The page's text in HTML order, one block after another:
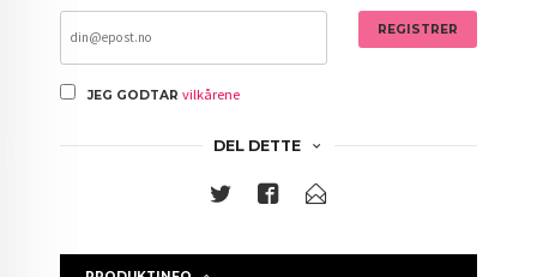
JEG GODTAR vilkårene
REGISTRER
DEL DETTE